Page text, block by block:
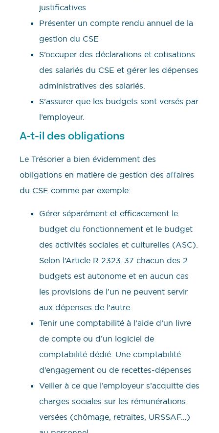
justificatives
Présenter un compte rendu annuel de la
gestion du CSE
S’occuper des déclarations et cotisations
des salariés du CSE et gérer les dépenses
administratives des salariés.
S’assurer que les budgets sont versés par
l’employeur.
A-t-il des obligations
Le Trésorier a bien évidemment des
obligations en matière de gestion des affaires
du CSE comme par exemple:
Gérer séparément et efficacement le
budget du fonctionnement et le budget
des activités sociales et culturelles (ASC).
Selon l’Article R 2323-37 chacun des 2
budgets est autonome et en aucun cas
les provisions de l’un ne peuvent servir
aux dépenses de l’autre.
Tenir une comptabilité à l’aide d’un livre
de compte ou d’un logiciel de
comptabilité dédié. Une comptabilité
d’engagement ou de recettes-dépenses
Veiller à ce que l’employeur s’acquitte des
charges sociales sur les rémunérations
versées (chômage, retraites, URSSAF…)